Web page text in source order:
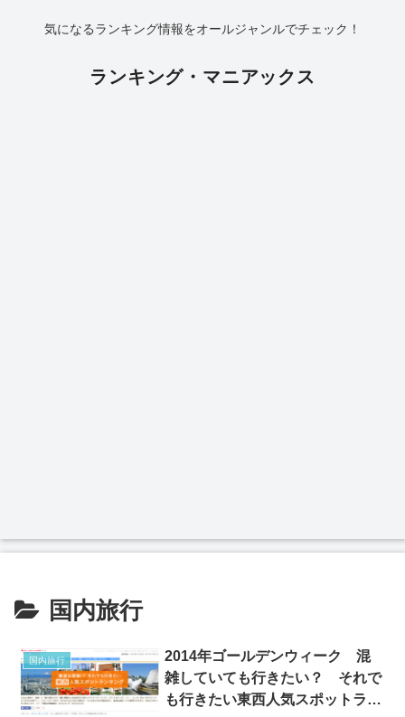
気になるランキング情報をオールジャンルでチェック！
ランキング・マニアックス
国内旅行
国内旅行
2014年ゴールデンウィーク 混
雑していても行きたい？ それで
も行きたい東西人気スポットラン